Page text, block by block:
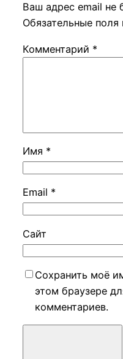
Ваш адрес email не
Обязательные поля
Комментарий *
Имя *
Email *
Сайт
Сохранить моё
этом браузере
комментариев.